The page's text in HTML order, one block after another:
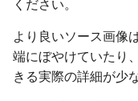
ください。
より良いソース画像
端にぼやけていたり
きる実際の詳細が少